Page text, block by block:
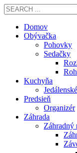
Domov
Obývačka
Pohovky
Sedačky
Kuchyňa
Predsieň
Organizér
Záhrada
Záhradný